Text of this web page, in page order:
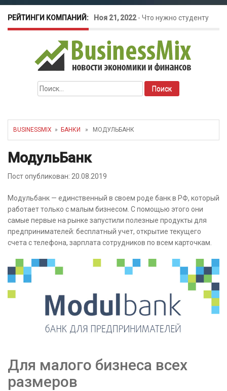
РЕЙТИНГИ КОМПАНИЙ: Ноя 21, 2022- Что нужно студенту
для открытия бизнеса?
Окт 26, 2022-Телефония для
amoCRM: лучшие инструменты для
бизнеса
Найти:
BUSINESSMIX » БАНКИ » МОДУЛЬБАНК
МодульБанк
Пост опубликован: 20.08.2019
Модульбанк — единственный в своем роде банк в РФ, который
работает только с малым бизнесом. С помощью этого они
самые первые на рынке запустили полезные продукты для
предпринимателей: бесплатный учет, открытие текущего
счета с телефона, зарплата сотрудников по всем карточкам.
Для малого бизнеса всех
размеров